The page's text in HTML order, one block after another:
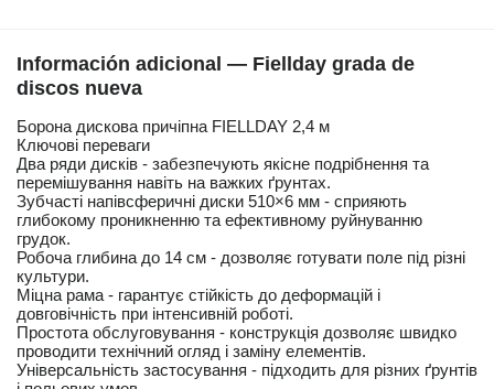
Información adicional — Fiellday grada de
discos nueva
Борона дискова причіпна FIELLDAY 2,4 м
Ключові переваги
Два ряди дисків - забезпечують якісне подрібнення та
перемішування навіть на важких ґрунтах.
Зубчасті напівсферичні диски 510×6 мм - сприяють
глибокому проникненню та ефективному руйнуванню
грудок.
Робоча глибина до 14 см - дозволяє готувати поле під різні
культури.
Міцна рама - гарантує стійкість до деформацій і
довговічність при інтенсивній роботі.
Простота обслуговування - конструкція дозволяє швидко
проводити технічний огляд і заміну елементів.
Універсальність застосування - підходить для різних ґрунтів